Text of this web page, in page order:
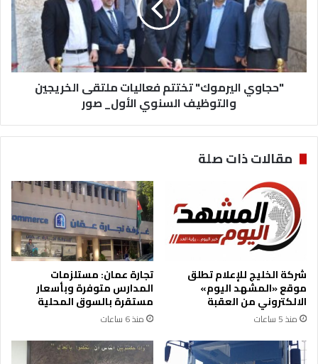
ل
ت
ح
د
ي
ق
ا
ع
و
ا
ل
ي
ك
ت
م
ل
ي
ا
ت
م
ل
"حجاوي اليرموك" تختتم فعاليات ملتقى الخريجين
والتوظيف السنوي الأول_ صور
مقالات ذات صلة
شركة الخليج للإعلام تطلق
موقع «المشهد اليوم»
الالكتروني من العقبة
منذ 5 ساعات
تجارة عمان: مستلزمات
المدارس متوفرة وبأسعار
مستقرة بالسوق المحلية
منذ 6 ساعات